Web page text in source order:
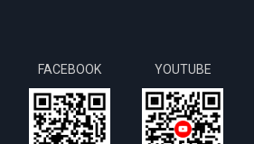
FACEBOOK YOUTUBE